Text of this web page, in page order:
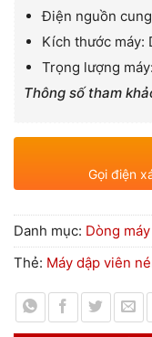
Điện nguồn
Kích thước máy:
Trọng lượng
Thông số tham
Gọi điện
Danh mục: Dòng
Thẻ: Máy dập viên